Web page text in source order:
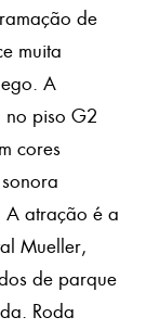
de
muita
A
no piso G2
cores
A atração é a
Mueller,
de parque
Roda